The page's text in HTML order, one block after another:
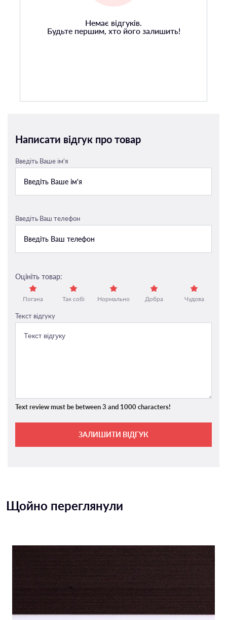
Немає відгуків.
Будьте першим, хто його залишить!
Написати відгук про товар
Введіть Ваше ім'я
Введіть Ваш телефон
Оцініть товар:
Погана Так собі Нормально Добра Чудова
Текст відгуку
Text review must be between 3 and 1000 characters!
ЗАЛИШИТИ ВІДГУК
Щойно переглянули